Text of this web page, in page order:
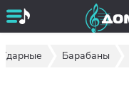
Ударные Барабаны